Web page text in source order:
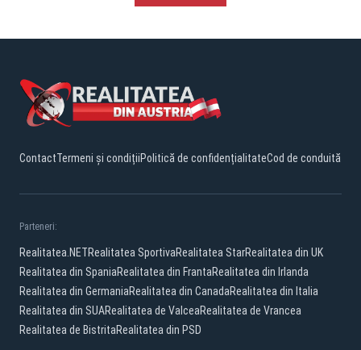
ContactTermeni și condițiiPolitică de confidențialitateCod de conduită
Parteneri:
Realitatea.NETRealitatea SportivaRealitatea StarRealitatea din UK
Realitatea din SpaniaRealitatea din FrantaRealitatea din Irlanda
Realitatea din GermaniaRealitatea din CanadaRealitatea din Italia
Realitatea din SUARealitatea de ValceaRealitatea de Vrancea
Realitatea de BistritaRealitatea din PSD